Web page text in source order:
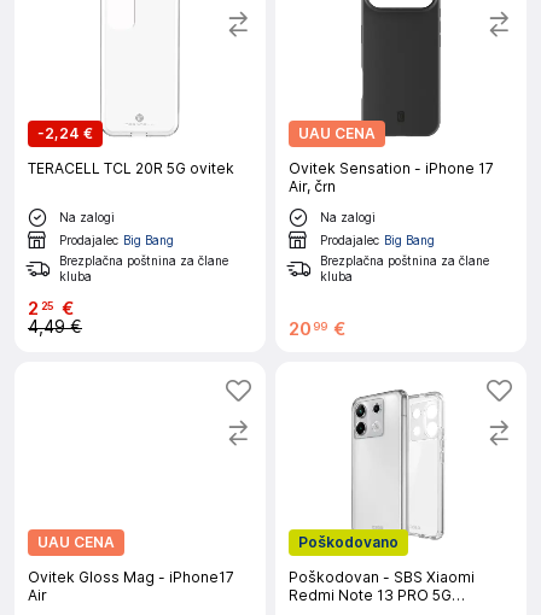
-2,24 €
TERACELL TCL 20R 5G ovitek
Na zalogi
Prodajalec Big Bang
Brezplačna poštnina za člane
kluba
2 25 €
4,49 €
UAU CENA
Ovitek Sensation - iPhone 17
Air, črn
Na zalogi
Prodajalec Big Bang
Brezplačna poštnina za člane
kluba
20 99 €
UAU CENA
Ovitek Gloss Mag - iPhone17
Air
Poškodovano
Poškodovan - SBS Xiaomi
Redmi Note 13 PRO 5G